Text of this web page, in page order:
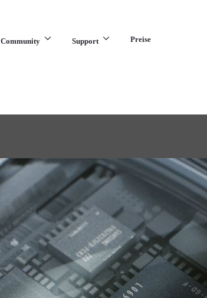
Community Support Preise